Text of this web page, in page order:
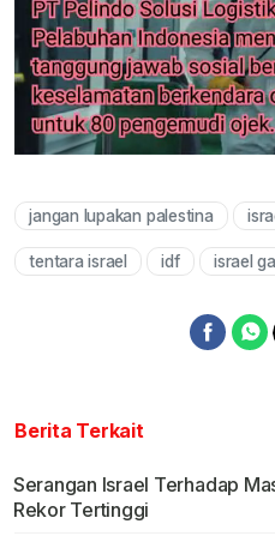
jangan lupakan palestina
tentara israel idf israel
Berita Terkait
Serangan Israel Terhadap
Rekor Tertinggi